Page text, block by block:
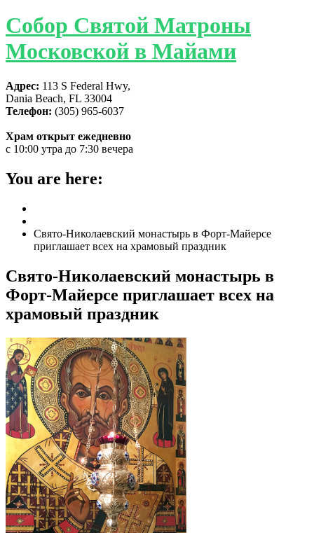
Собор Святой Матроны
Московской в Майами
Адрес: 113 S Federal Hwy,
Dania Beach, FL 33004
Телефон: (305) 965-6037
Храм открыт ежедневно
с 10:00 утра до 7:30 вечера
You are here:
Свято-Николаевский монастырь в Форт-Майерсе
приглашает всех на храмовый праздник
Свято-Николаевский монастырь в
Форт-Майерсе приглашает всех на
храмовый праздник